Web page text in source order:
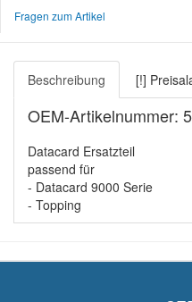
Fragen zum Artikel
Beschreibung [!]
OEM-Artikelnummer:
Datacard Ersatzteil
passend für
- Datacard 9000 Serie
- Topping